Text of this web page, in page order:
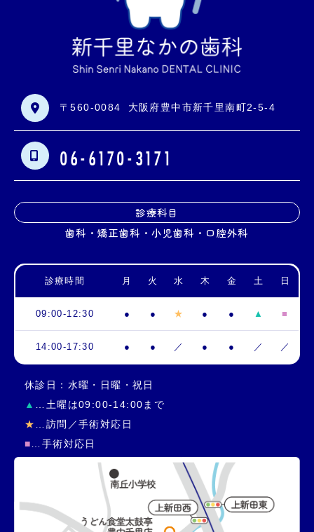
〒560-0084 大阪府豊中市新千里南町2-5-4
06-6170-3171
診療科目
歯科・矯正歯科・小児歯科・口腔外科
診療時間 月 火 水 木 金 土 日
09:00-12:30 ● ● ★ ● ● ▲ ■
14:00-17:30 ● ● ／ ● ● ／ ／
休診日：水曜・日曜・祝日
▲
…土曜は09:00-14:00まで
★
…訪問／手術対応日
■ …手術対応日